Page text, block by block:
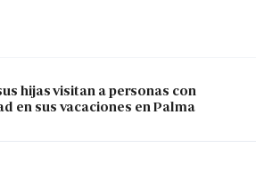
hijas visitan a personas con
en sus vacaciones en Palma